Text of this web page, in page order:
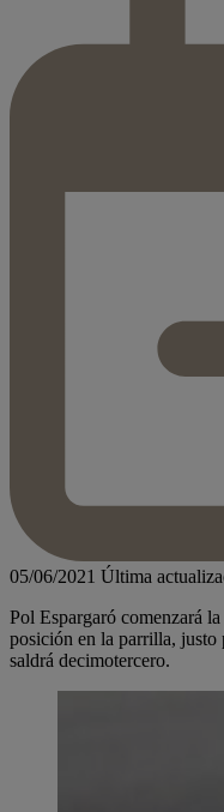
05/06/2021 Última
Pol Espargaró comenzará
posición en la parrilla, justo
saldrá decimotercero.